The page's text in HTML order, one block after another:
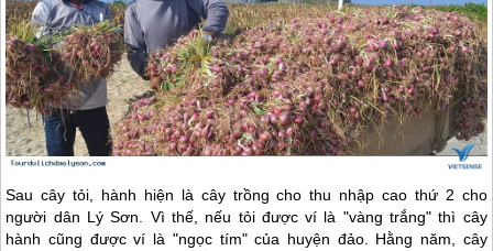
Sau cây tỏi, hành hiện là cây trồng cho thu nhập cao thứ 2 cho
người dân Lý Sơn. Vì thế, nếu tỏi được ví là "vàng trắng" thì cây
hành cũng được ví là "ngọc tím" của huyện đảo. Hằng năm, cây